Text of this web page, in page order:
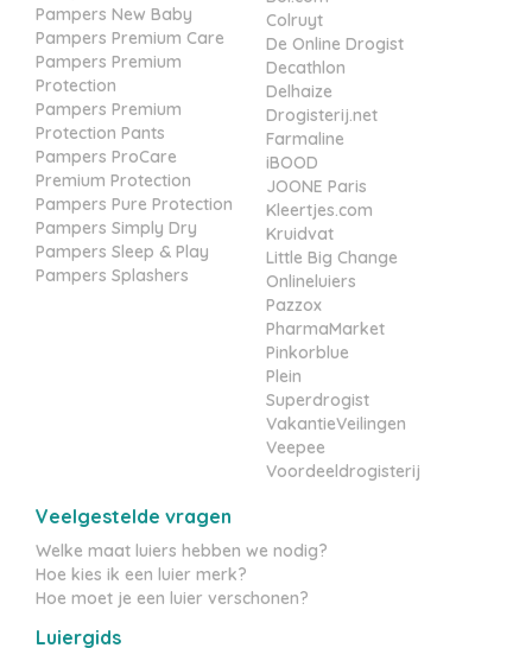
Pampers New Baby
Pampers Premium Care
Pampers Premium
Protection
Pampers Premium
Protection Pants
Pampers ProCare
Premium Protection
Pampers Pure Protection
Pampers Simply Dry
Pampers Sleep & Play
Pampers Splashers
Colruyt
De Online Drogist
Decathlon
Delhaize
Drogisterij.net
Farmaline
iBOOD
JOONE Paris
Kleertjes.com
Kruidvat
Little Big Change
Onlineluiers
Pazzox
PharmaMarket
Pinkorblue
Plein
Superdrogist
VakantieVeilingen
Veepee
Voordeeldrogisterij
Veelgestelde vragen
Welke maat luiers hebben we nodig?
Hoe kies ik een luier merk?
Hoe moet je een luier verschonen?
Luiergids